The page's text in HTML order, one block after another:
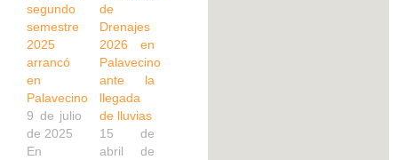
segundo
semestre
2025
arrancó
en
Palavecino
9 de julio
de 2025
En
de
Drenajes
2026 en
Palavecino
ante la
llegada
de lluvias
15 de
abril de